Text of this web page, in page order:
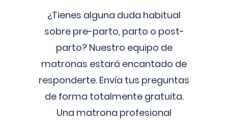
¿Tienes alguna duda habitual
sobre pre-parto, parto o post-
parto? Nuestro equipo de
matronas estará encantado de
responderte. Envía tus preguntas
de forma totalmente gratuita.
Una matrona profesional